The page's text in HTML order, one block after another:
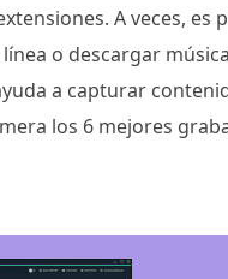
A veces, es
o descargar
a capturar
los 6 mejores